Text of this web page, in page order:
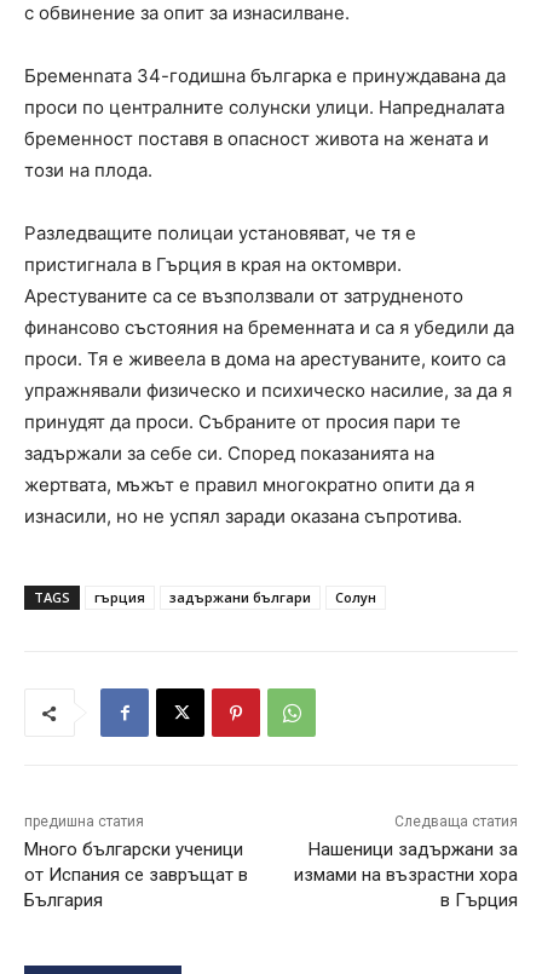
с обвинение за опит за изнасилване.
Бременnата 34-годишна българка е принуждавана да
проси по централните солунски улици. Напредналата
бременност поставя в опасност живота на жената и
този на плода.
Разледващите полицаи установяват, че тя е
пристигнала в Гърция в края на октомври.
Арестуваните са се възползвали от затрудненото
финансово състояния на бременната и са я убедили да
проси. Тя е живеела в дома на арестуваните, които са
упражнявали физическо и психическо насилие, за да я
принудят да проси. Събраните от просия пари те
задържали за себе си. Според показанията на
жертвата, мъжът е правил многократно опити да я
изнасили, но не успял заради оказана съпротива.
TAGS гърция задържани българи Солун
предишна статия
Много български ученици
от Испания се завръщат в
България
Следваща статия
Нашеници задържани за
измами на възрастни хора
в Гърция